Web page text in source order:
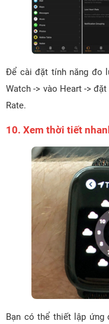
Để cài đặt tính năng đo
Watch -> vào Heart ->
Rate.
10. Xem thời tiết
Bạn có thể thiết lập ứng